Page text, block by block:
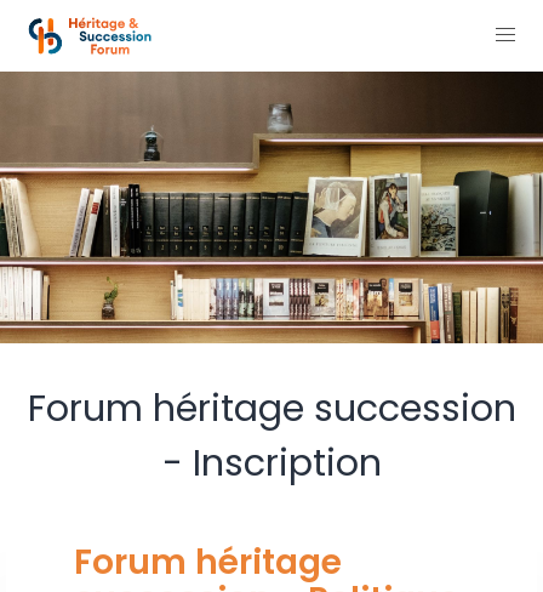
Forum héritage succession
- Inscription
Forum héritage